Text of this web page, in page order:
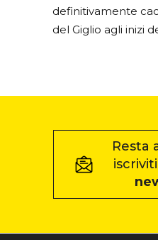
definitivamente
del Giglio agli inizi
Resta